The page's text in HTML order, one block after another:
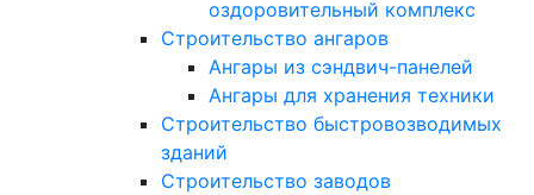
оздоровительный комплекс
Строительство ангаров
Ангары из сэндвич-панелей
Ангары для хранения техники
Строительство быстровозводимых
зданий
Строительство заводов